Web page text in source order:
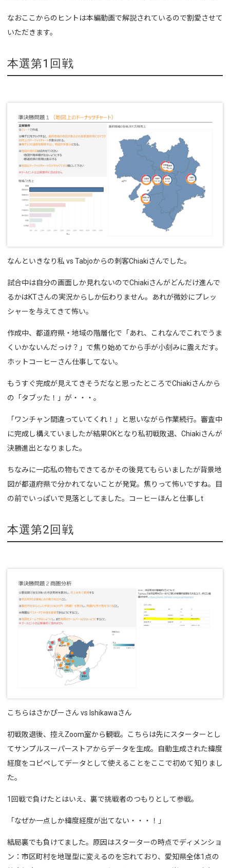
なおここからのヒントは本編動画で解説されているので割愛させて
いただきます。
本選第1回戦
なんといきなり私 vs Tabjoからの刺客Chiakiさんでした。
試合中は自分の画面しか見れないのでChiakiさんがどんだけ進んで
るかはKTさんの実況からしか伝わりません。あれが微妙にプレッ
シャーを与えてきて怖い。
作成中、都道府県・地域の階層化で「あれ、これなんでこれでうま
くいかないんだっけ？」で焦り始めてから手が小刻みに震えだす。
ホットコーヒーさん仕事してない。
もうすぐ完成が見えてきそうだなと思ったところでChiakiさんから
の「タブッた！」が・・・。
「ワンチャン間違っていてくれ！」と思いながら作業続行。審査中
に完成し構えていましたが結果OKとなり私初戦敗退、Chiakiさんが
決勝進出となりました。
ちなみに一応私の物もできてるかその後見てもらいましたが背景地
図が都道府県で分かれてないことが発覚。焦りって怖いですね。目
の前でいっぱいで見落としてました。コーヒーほんと仕事しt
本選第2回戦
こちらはさかぴーさん vs Ishikawaさん
初戦敗退後、控えZoom室から観戦。こちらは先にスターターとし
てサンプルスーパーストアからデータを生成。自動生成された緯度
経度をコピペしてデータとして使えることをここで初めて知りまし
た。
1回戦で負けたとはいえ、裏で挑戦者のつもりとして参戦。
「なぜか一点しか緯度経度が出てない・・・！」
結局裏でも負けてました。原因はスターターの時点でディメンショ
ン：市区町村を地理型に変えるのを忘れており、愛知県全体1点の